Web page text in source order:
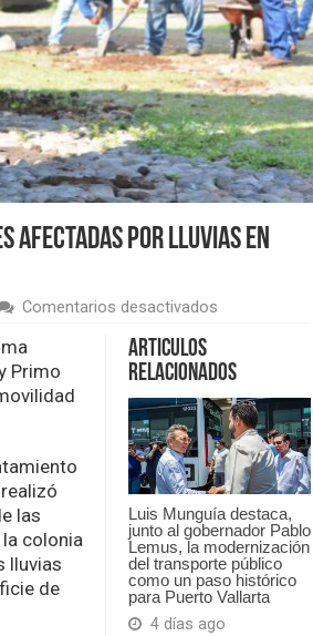
afectadas por lluvias en
Comentarios desactivadosen
Riult
Rivera
repara
calles
afectadas
por
lluvias
en
Lomas
de
Circunvalación
Articulos
Relacionados
Luis Munguía destaca,
junto al gobernador Pablo
Lemus, la modernización
del transporte público
como un paso histórico
para Puerto Vallarta
4 días ago
Primo
las
colonia
lluvias
de